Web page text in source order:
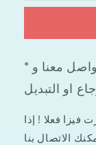
ذهبي
مميزه
* ضمان اي مشكلة في منتجاتنا ممكن تتواصل معنا و
او التبديل
فعلا ! إذا